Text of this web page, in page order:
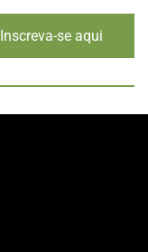
Inscreva-se aqui